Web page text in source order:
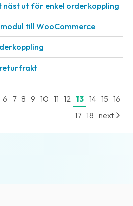
näst ut för enkel orderkoppling
till WooCommerce
returfrakt
6 7 8 9 10 11 12 13 14 15 16
17 18 next